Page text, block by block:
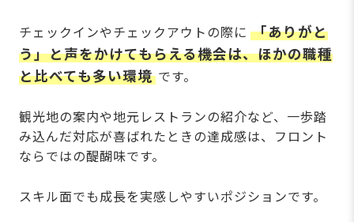
チェックインやチェックアウトの際に 「ありがと
う」と声をかけてもらえる機会は、ほかの職種
と比べても多い環境 です。
観光地の案内や地元レストランの紹介など、一歩踏
み込んだ対応が喜ばれたときの達成感は、フロント
ならではの醍醐味です。
スキル面でも成長を実感しやすいポジションです。